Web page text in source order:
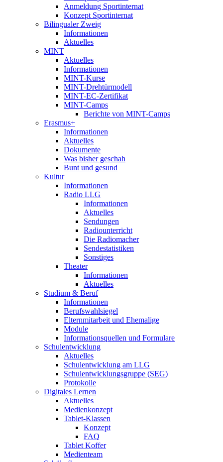
Anmeldung Sportinternat
Konzept Sportinternat
Bilingualer Zweig
Informationen
Aktuelles
MINT
Aktuelles
Informationen
MINT-Kurse
MINT-Drehtürmodell
MINT-EC-Zertifikat
MINT-Camps
Berichte von MINT-Camps
Erasmus+
Informationen
Aktuelles
Dokumente
Was bisher geschah
Bunt und gesund
Kultur
Informationen
Radio LLG
Informationen
Aktuelles
Sendungen
Radiounterricht
Die Radiomacher
Sendestatistiken
Sonstiges
Theater
Informationen
Aktuelles
Studium & Beruf
Informationen
Berufswahlsiegel
Elternmitarbeit und Ehemalige
Module
Informationsquellen und Formulare
Schulentwicklung
Aktuelles
Schulentwicklung am LLG
Schulentwicklungsgruppe (SEG)
Protokolle
Digitales Lernen
Aktuelles
Medienkonzept
Tablet-Klassen
Konzept
FAQ
Tablet Koffer
Medienteam